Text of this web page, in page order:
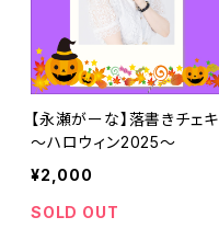
【永瀬がーな】落書きチェキ
～ハロウィン2025～
¥2,000
SOLD OUT